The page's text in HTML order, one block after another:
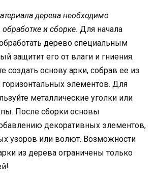
дерева необходимо
обработке и сборке. Для начала
дерево специальным
защитит его от влаги и гниения.
создать основу арки, собрав ее из
элементов. Для
металлические уголки или
После сборки основы
декоративных элементов,
узоров или волют. Возможности
из дерева ограничены только